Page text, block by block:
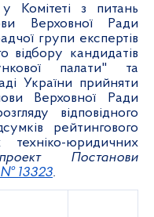
Комітеті з питань
Верховної Ради
групи експертів
відбору кандидатів
палати" та
України прийняти
Верховної Ради
відповідного
рейтингового
техніко-юридичних
Постанови
№ 13323.